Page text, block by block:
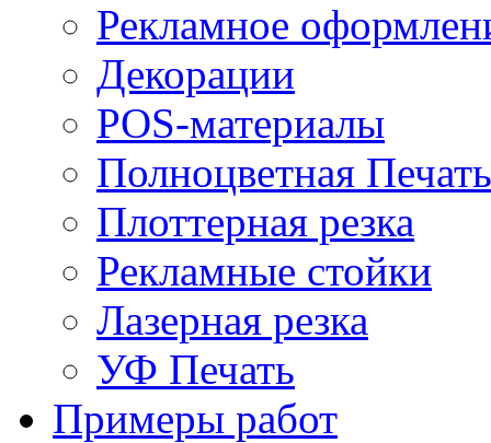
Рекламное
Декорации
POS-материалы
Полноцветная Печать
Плоттерная резка
Рекламные стойки
Лазерная резка
УФ Печать
Примеры работ